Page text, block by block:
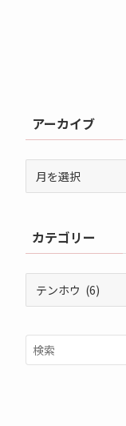
アーカイブ
ブカテゴリー
リ
ー